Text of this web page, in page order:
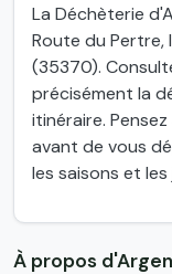
La Déchèterie
Route du Pertre,
(35370).
précisément la
itinéraire.
avant de vous
les saisons et
À propos